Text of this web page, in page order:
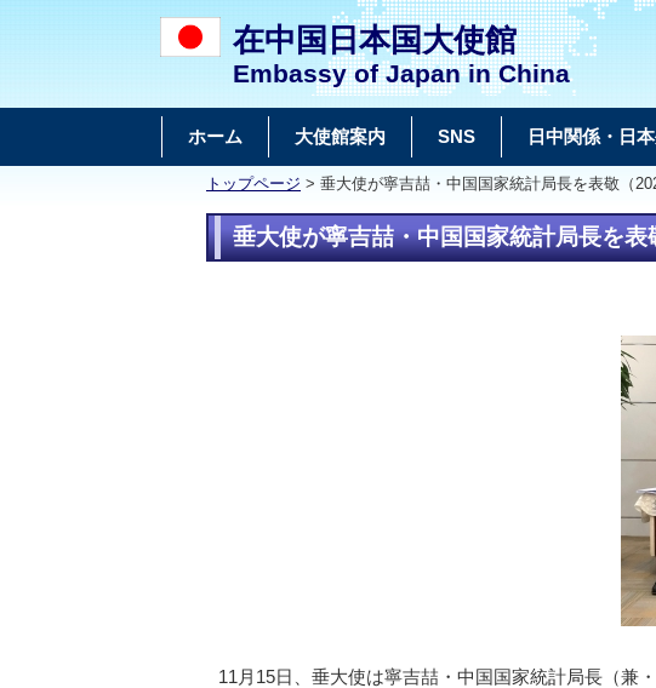
在中国日本国大使館
Embassy of Japan in China
ホーム 大使館案内 SNS 日中関係・日
トップページ > 垂大使が寧吉喆・中国国家統計局長を表敬（
垂大使が寧吉喆・中国国家統計局長を
11月15日、垂大使は寧吉喆・中国国家統計局長（兼